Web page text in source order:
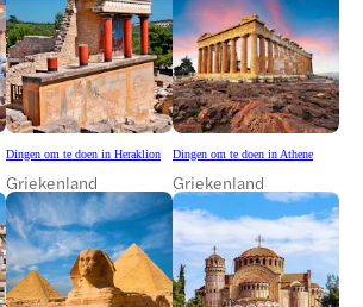
Dingen om te doen in Heraklion
Griekenland
Dingen om te doen in Athene
Griekenland